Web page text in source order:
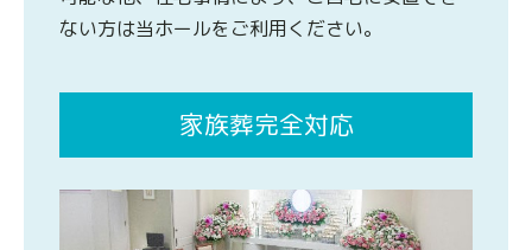
ない方は当ホールをご利用ください。
家族葬完全対応